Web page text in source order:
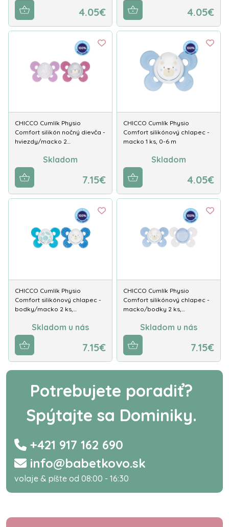
4.05€ 4.05€
CHICCO Cumlík Physio
Comfort silikón nočný dievča -
hviezdy/macko 2…
Skladom
7.15€
CHICCO Cumlík Physio
Comfort silikónový chlapec -
macko 1 ks, 0-6 m
Skladom
4.05€
CHICCO Cumlík Physio
Comfort silikónový chlapec -
bodky/macko 2 ks,…
Skladom u nás
7.15€
CHICCO Cumlík Physio
Comfort silikónový chlapec -
macko/bodky 2 ks,…
Skladom u nás
7.15€
Potrebujete poradiť?
Spýtajte sa Dominiky.
+421 917 162 690
info@babetkovo.sk
volaje & píšte od 08:00 - 16:30